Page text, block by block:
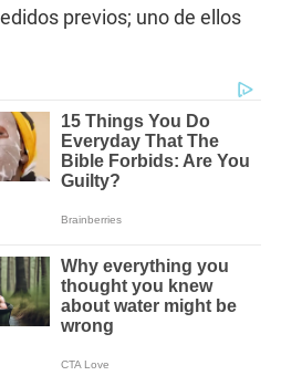
previos; uno de ellos